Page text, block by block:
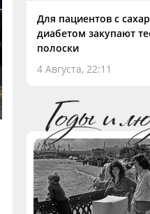
Для пациентов с
диабетом закупают
полоски
4 Августа, 22:11